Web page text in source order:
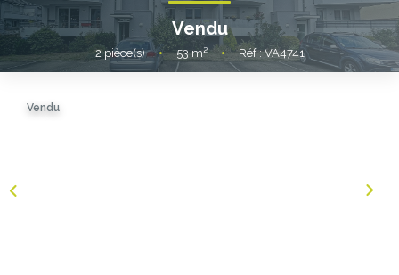
VENDRE
Vendu
2pièce(s) • 53m² • Réf : VA4741
Vendu